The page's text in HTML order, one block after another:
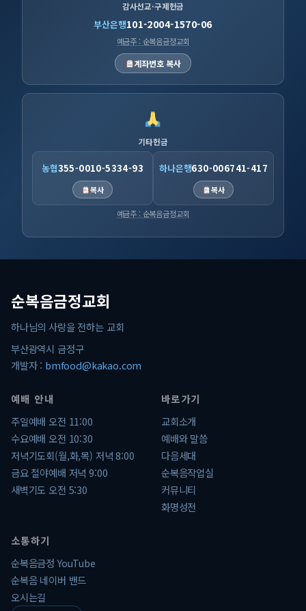
감사선교·구제헌금
부산은행101-2004-1570-06
예금주 : 순복음금정교회
계좌번호 복사
기타헌금
농협355-0010-5334-93
복사
하나은행630-006741-417
복사
예금주 : 순복음금정교회
순복음금정교회
하나님의 사랑을 전하는 교회
부산광역시 금정구
개발자 : bmfood@kakao.com
예배 안내
주일예배 오전 11:00
수요예배 오전 10:30
저녁기도회(월,화,목) 저녁 8:00
금요 철야예배 저녁 9:00
새벽기도 오전 5:30
바로가기
교회소개
예배와 말씀
다음세대
순복음작업실
커뮤니티
화명성전
소통하기
순복음금정 YouTube
순복음 네이버 밴드
오시는길